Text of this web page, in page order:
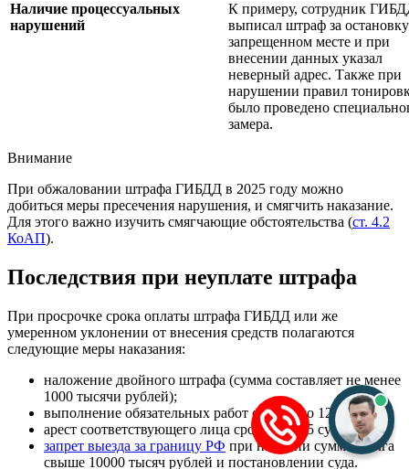
Наличие процессуальных
нарушений
К примеру, сотрудник
выписал штраф за
запрещенном месте и при
внесении данных указал
неверный адрес. Также при
нарушении правил
было проведено
замера.
Внимание
При обжаловании штрафа ГИБДД в 2025 году можно
добиться меры пресечения нарушения, и смягчить наказание.
Для этого важно изучить смягчающие обстоятельства (ст. 4.2
КоАП).
Последствия при неуплате штрафа
При просрочке срока оплаты штрафа ГИБДД или же
умеренном уклонении от внесения средств полагаются
следующие меры наказания:
наложение двойного штрафа (сумма составляет не менее
1000 тысячи рублей);
выполнение обязательных работ сроком до 120 часов;
арест соответствующего лица сроком до 15 суток;
запрет выезда за границу РФ при наличии суммы долга
свыше 10000 тысяч рублей и постановлении суда.